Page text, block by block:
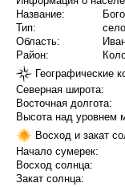
Название:
Тип:
село
Область:
Район:
Географические
Северная широта:
Восточная долгота:
Высота над уровнем
Восход и закат
Начало сумерек:
Восход солнца:
Закат солнца: